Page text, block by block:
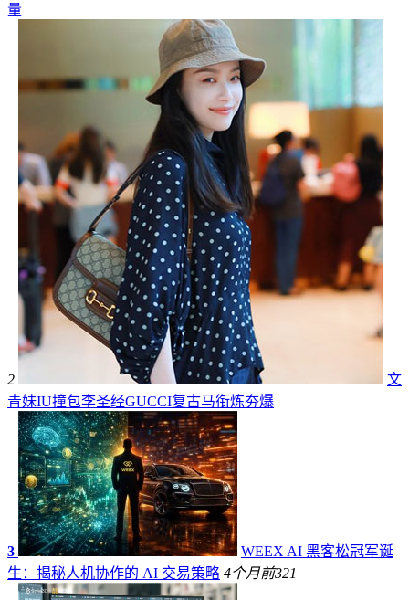
量
2
文
青妹IU撞包李圣经GUCCI复古马衔炼夯爆
3
WEEX AI 黑客松冠军诞
生：揭秘人机协作的 AI 交易策略 4个月前321